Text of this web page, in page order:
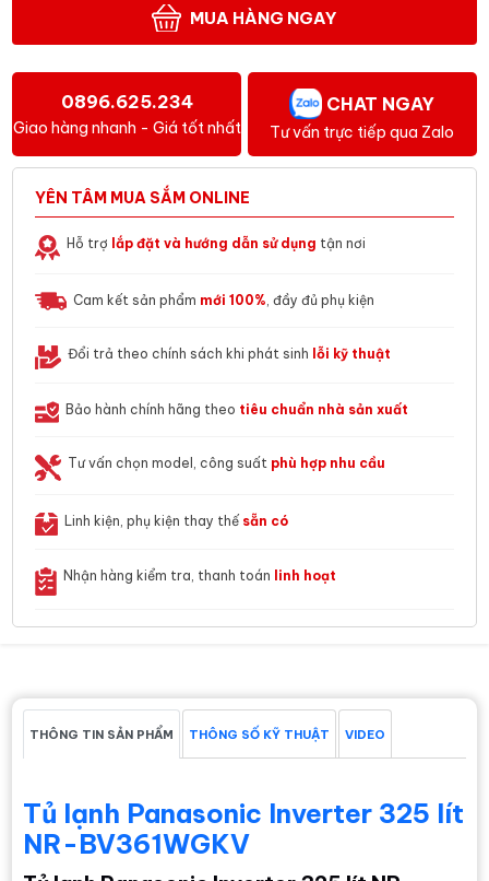
MUA HÀNG NGAY
0896.625.234
Giao hàng nhanh - Giá tốt nhất
CHAT NGAY
Tư vấn trực tiếp qua Zalo
YÊN TÂM MUA SẮM ONLINE
Hỗ trợ lắp đặt và hướng dẫn sử dụng tận nơi
Cam kết sản phẩm mới 100% , đầy đủ phụ kiện
Đổi trả theo chính sách khi phát sinh lỗi kỹ thuật
Bảo hành chính hãng theo tiêu chuẩn nhà sản xuất
Tư vấn chọn model, công suất phù hợp nhu cầu
Linh kiện, phụ kiện thay thế sẵn có
Nhận hàng kiểm tra, thanh toán linh hoạt
THÔNG TIN SẢN PHẨM THÔNG SỐ KỸ THUẬT VIDEO
Tủ lạnh Panasonic Inverter 325 lít
NR-BV361WGKV